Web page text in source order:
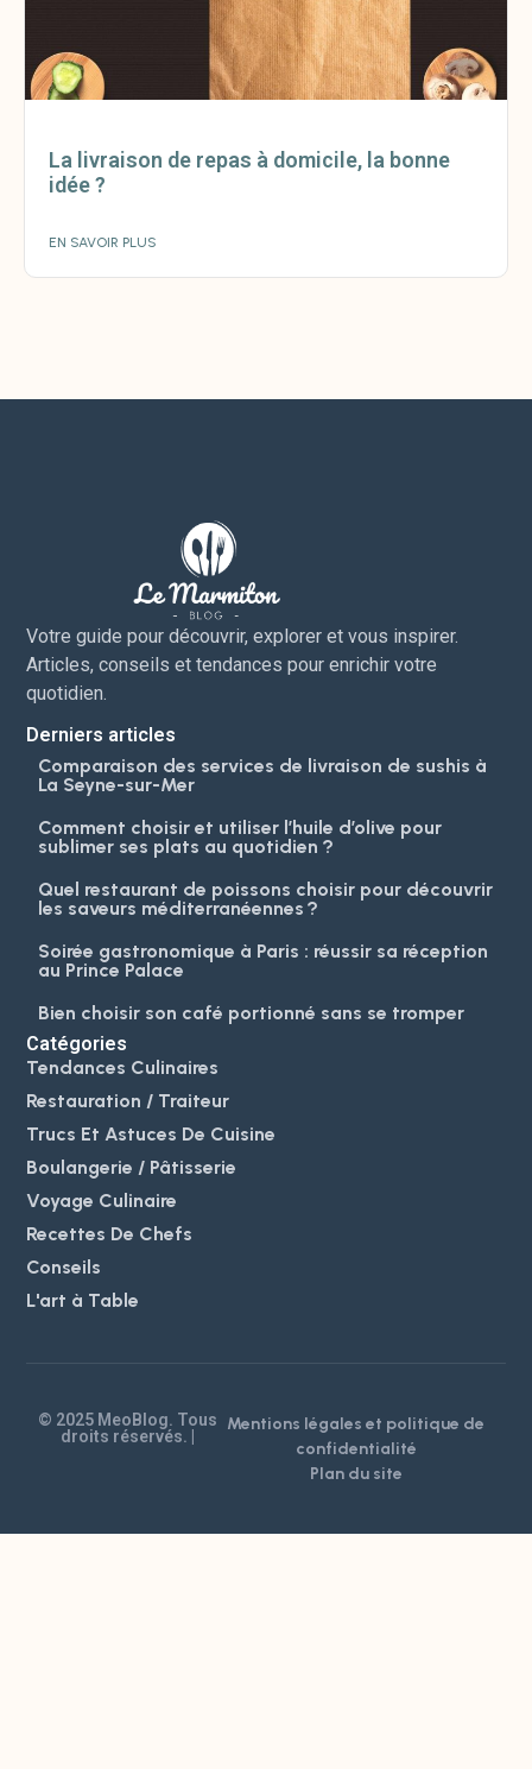
La livraison de repas à domicile, la bonne
idée ?
EN SAVOIR PLUS
Votre guide pour découvrir, explorer et vous inspirer.
Articles, conseils et tendances pour enrichir votre
quotidien.
Derniers articles
Comparaison des services de livraison de sushis à
La Seyne-sur-Mer
Comment choisir et utiliser l’huile d’olive pour
sublimer ses plats au quotidien ?
Quel restaurant de poissons choisir pour découvrir
les saveurs méditerranéennes ?
Soirée gastronomique à Paris : réussir sa réception
au Prince Palace
Bien choisir son café portionné sans se tromper
Catégories
Tendances Culinaires
Restauration / Traiteur
Trucs Et Astuces De Cuisine
Boulangerie / Pâtisserie
Voyage Culinaire
Recettes De Chefs
Conseils
L'art à Table
© 2025 MeoBlog. Tous
droits réservés. |
Mentions légales et politique de
confidentialité
Plan du site